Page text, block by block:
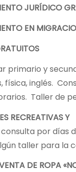
JURÍDICO
EN
primario y
física, inglés.
Taller de
RECREATIVAS Y
consulta por días
taller para la
DE ROPA